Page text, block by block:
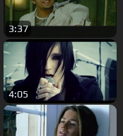
3:37
4:05